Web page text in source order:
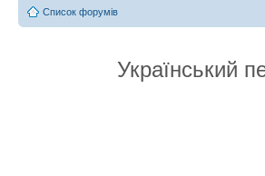
Список форумів
Український